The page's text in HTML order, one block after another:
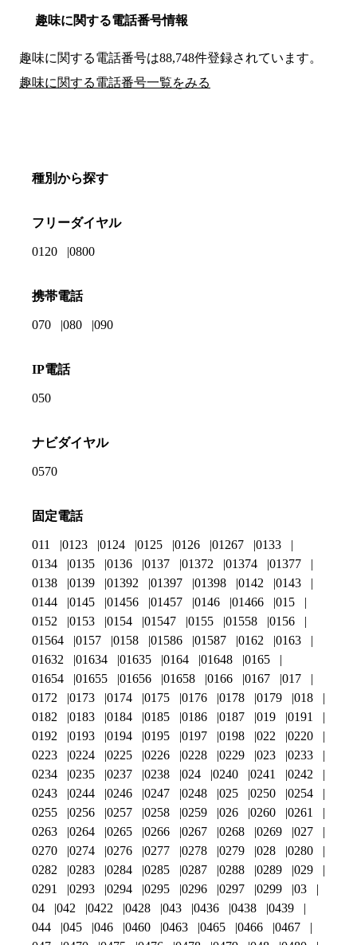
趣味に関する電話番号情報
趣味に関する電話番号は88,748件登録されています。
趣味に関する電話番号一覧をみる
種別から探す
フリーダイヤル
0120 0800
携帯電話
070 080 090
IP電話
050
ナビダイヤル
0570
固定電話
011 0123 0124 0125 0126 01267
0133
0134
0135 0136 0137 01372 01374
01377
0138
0139 01392 01397 01398 0142
0143
0144
0145 01456 01457 0146 01466
015
0152
0153 0154 01547 0155 01558
0156
01564
0157 0158 01586 01587 0162
0163
01632
01634 01635 0164 01648
0165
01654
01655 01656 01658 0166 0167
017
0172
0173 0174 0175 0176 0178 0179
018
0182
0183 0184 0185 0186 0187 019
0191
0192
0193 0194 0195 0197 0198 022
0220
0223
0224 0225 0226 0228 0229 023
0233
0234
0235 0237 0238 024 0240 0241
0242
0243
0244 0246 0247 0248 025 0250
0254
0255
0256 0257 0258 0259 026 0260
0261
0263
0264 0265 0266 0267 0268 0269
027
0270
0274 0276 0277 0278 0279 028
0280
0282
0283 0284 0285 0287 0288 0289
029
0291
0293 0294 0295 0296 0297 0299
03
04
042 0422 0428 043 0436 0438
0439
044
045 046 0460 0463 0465 0466
0467